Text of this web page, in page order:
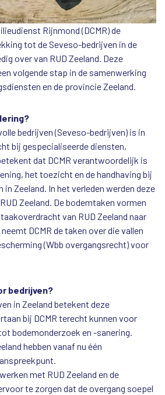
Rijnmond (DCMR) de
tot de Seveso-bedrijven in de
over van RUD Zeeland. Deze
volgende stap in de samenwerking
en de provincie Zeeland.
bedrijven (Seveso-bedrijven) is in
bij gespecialiseerde diensten,
dat DCMR verantwoordelijk is
het toezicht en de handhaving bij
Zeeland. In het verleden werden deze
Zeeland. De bodemtaken vormen
van RUD Zeeland naar
neemt DCMR de taken over die vallen
(Wbb overgangsrecht) voor
bedrijven?
in Zeeland betekent deze
bij DCMR terecht kunnen voor
bodemonderzoek en -sanering.
hebben vanaf nu één
met RUD Zeeland en de
te zorgen dat de overgang soepel